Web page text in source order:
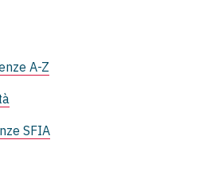
A-Z
SFIA